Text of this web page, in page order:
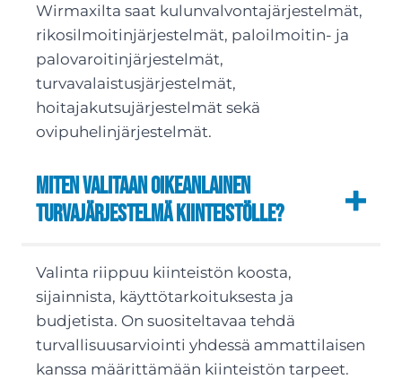
Wirmaxilta saat kulunvalvontajärjestelmät,
rikosilmoitinjärjestelmät, paloilmoitin- ja
palovaroitinjärjestelmät,
turvavalaistusjärjestelmät,
hoitajakutsujärjestelmät sekä
ovipuhelinjärjestelmät.
Miten valitaan oikeanlainen
turvajärjestelmä kiinteistölle?
Valinta riippuu kiinteistön koosta,
sijainnista, käyttötarkoituksesta ja
budjetista. On suositeltavaa tehdä
turvallisuusarviointi yhdessä ammattilaisen
kanssa määrittämään kiinteistön tarpeet.